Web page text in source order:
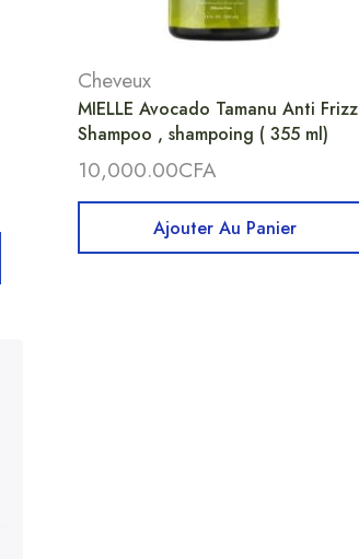
Cheveux
MIELLE Avocado Tamanu Anti Frizz
Shampoo , shampoing ( 355 ml)
10,000.00CFA
Ajouter Au Panier